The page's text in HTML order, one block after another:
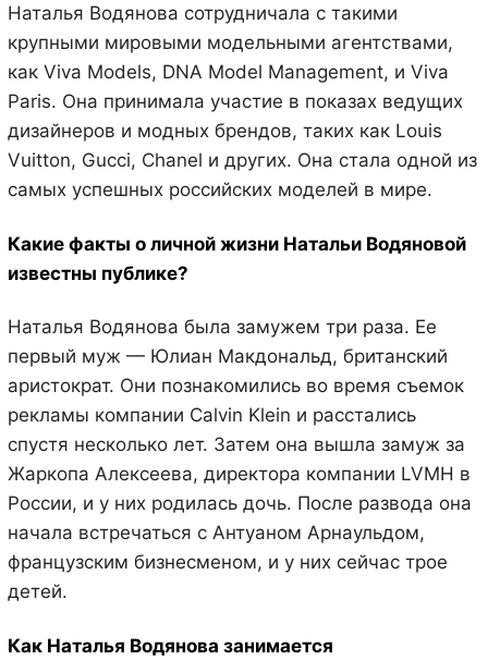
Наталья Водянова сотрудничала с такими
крупными мировыми модельными агентствами,
как Viva Models, DNA Model Management, и Viva
Paris. Она принимала участие в показах ведущих
дизайнеров и модных брендов, таких как Louis
Vuitton, Gucci, Chanel и других. Она стала одной из
самых успешных российских моделей в мире.
Какие факты о личной жизни Натальи Водяновой
известны публике?
Наталья Водянова была замужем три раза. Ее
первый муж — Юлиан Макдональд, британский
аристократ. Они познакомились во время съемок
рекламы компании Calvin Klein и расстались
спустя несколько лет. Затем она вышла замуж за
Жаркопа Алексеева, директора компании LVMH в
России, и у них родилась дочь. После развода она
начала встречаться с Антуаном Арнаульдом,
французским бизнесменом, и у них сейчас трое
детей.
Как Наталья Водянова занимается